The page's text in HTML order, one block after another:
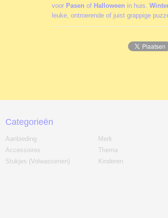
voor Pasen of Halloween in huis.
leuke, ontroerende of juist grappige
Categorieën
Aanbieding
Accessoires
Stukjes (Volwassenen)
Merk
Thema
Kinderen